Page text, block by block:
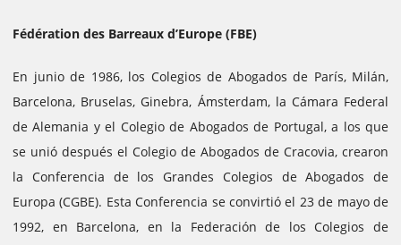
Fédération des Barreaux d’Europe (FBE)
En junio de 1986, los Colegios de Abogados de París, Milán,
Barcelona, ​​Bruselas, Ginebra, Ámsterdam, la Cámara Federal
de Alemania y el Colegio de Abogados de Portugal, a los que
se unió después el Colegio de Abogados de Cracovia, crearon
la Conferencia de los Grandes Colegios de Abogados de
Europa (CGBE). Esta Conferencia se convirtió el 23 de mayo de
1992, en Barcelona, ​​en la Federación de los Colegios de